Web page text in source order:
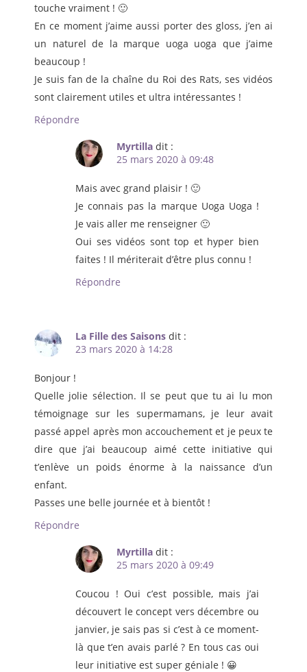
touche vraiment ! 🙂
En ce moment j’aime aussi porter des gloss, j’en ai
un naturel de la marque uoga uoga que j’aime
beaucoup !
Je suis fan de la chaîne du Roi des Rats, ses vidéos
sont clairement utiles et ultra intéressantes !
Répondre
Myrtilla dit :
25 mars 2020 à 09:48
Mais avec grand plaisir ! 🙂
Je connais pas la marque Uoga Uoga !
Je vais aller me renseigner 🙂
Oui ses vidéos sont top et hyper bien
faites ! Il mériterait d’être plus connu !
Répondre
La Fille des Saisons dit :
23 mars 2020 à 14:28
Bonjour !
Quelle jolie sélection. Il se peut que tu ai lu mon
témoignage sur les supermamans, je leur avait
passé appel après mon accouchement et je peux te
dire que j’ai beaucoup aimé cette initiative qui
t’enlève un poids énorme à la naissance d’un
enfant.
Passes une belle journée et à bientôt !
Répondre
Myrtilla dit :
25 mars 2020 à 09:49
Coucou ! Oui c’est possible, mais j’ai
découvert le concept vers décembre ou
janvier, je sais pas si c’est à ce moment-
là que t’en avais parlé ? En tous cas oui
leur initiative est super géniale ! 😀